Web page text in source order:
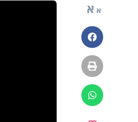
א א
פייסבוק
הדפסה
ווטסאפ